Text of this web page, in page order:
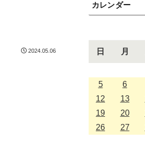
2024.05.06
カレンダー
日 月
5
6
12
13
19
20
26
27